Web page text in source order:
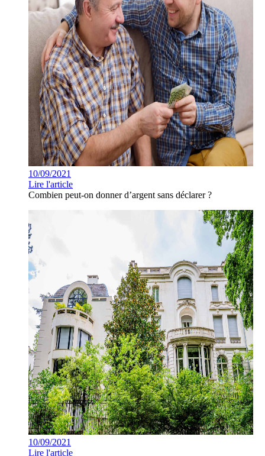
10/09/2021
Lire l'article
Combien peut-on donner d’argent sans déclarer ?
10/09/2021
Lire l'article